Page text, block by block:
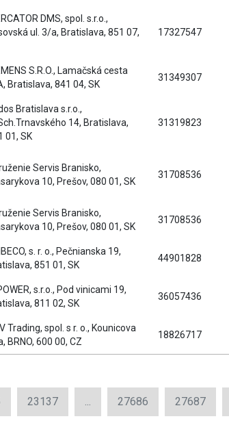
DMS, spol. s.r.o.,
ul. 3/a, Bratislava, 851 07,
17327547
S.R.O., Lamačská cesta
Bratislava, 841 04, SK
31349307
Bratislava s.r.o.,
14, Bratislava,
01, SK
31319823
Servis Branisko,
10, Prešov, 080 01, SK
31708536
Servis Branisko,
10, Prešov, 080 01, SK
31708536
s. r. o., Pečnianska 19,
851 01, SK
44901828
s.r.o., Pod vinicami 19,
811 02, SK
36057436
Trading, spol. s r. o., Kounicova
BRNO, 600 00, CZ
18826717
23137 ... 27686 27687